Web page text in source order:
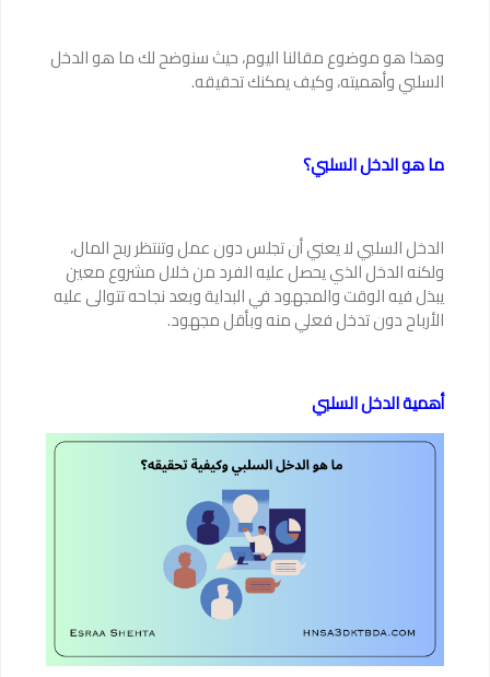
وهذا هو موضوع مقالنا اليوم، حيث سنوضح لك ما هو الدخل
السلبي وأهميته، وكيف يمكنك تحقيقه.
ما هو الدخل السلبي؟
الدخل السلبي لا يعني أن تجلس دون عمل وتنتظر ربح المال،
ولكنه الدخل الذي يحصل عليه الفرد من خلال مشروع معين
يبذل فيه الوقت والمجهود في البداية وبعد نجاحه تتوالى عليه
الأرباح دون تدخل فعلي منه وبأقل مجهود.
أهمية الدخل السلبي